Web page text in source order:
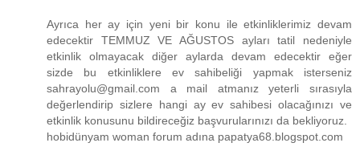
Ayrıca her ay için yeni bir konu ile etkinliklerimiz devam
edecektir TEMMUZ VE AĞUSTOS ayları tatil nedeniyle
etkinlik olmayacak diğer aylarda devam edecektir eğer
sizde bu etkinliklere ev sahibeliği yapmak isterseniz
sahrayolu@gmail.com a mail atmanız yeterli sırasıyla
değerlendirip sizlere hangi ay ev sahibesi olacağınızı ve
etkinlik konusunu bildireceğiz başvurularınızı da bekliyoruz.
hobidünyam woman forum adına papatya68.blogspot.com